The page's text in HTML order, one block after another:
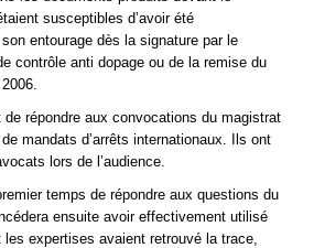
susceptibles d’avoir été
entourage dès la signature par le
contrôle anti dopage ou de la remise du
répondre aux convocations du magistrat
mandats d’arrêts internationaux. Ils ont
lors de l’audience.
temps de répondre aux questions du
ensuite avoir effectivement utilisé
expertises avaient retrouvé la trace,